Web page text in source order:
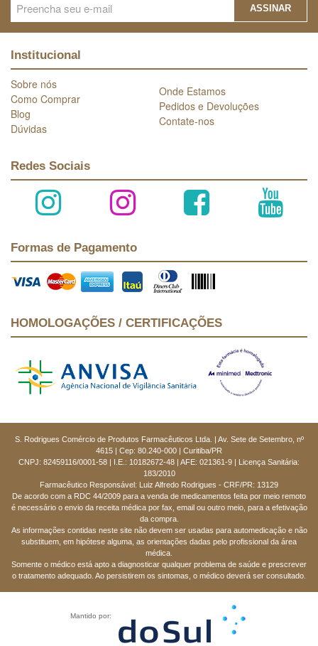
ASSINAR
Institucional
Sobre nós
Como Comprar
Blog
Dúvidas
Onde Estamos
Pedidos e Devoluções
Contate-nos
Redes Sociais
Formas de Pagamento
HOMOLOGAÇÕES / CERTIFICAÇÕES
S. Rodrigues Comércio de Produtos Farmacêuticos Ltda. | Av. Sete de Setembro, nº
4615 | Cep: 80.240-000 | Curitiba/PR
CNPJ: 82459116/0001-58 | I.E.: 10182672-48 | AFE: 021361-9 | Licença Sanitária:
183/2010
Farmacêutico Responsável: Luiz Alfredo Rodrigues - CRF/PR: 13129
De acordo com a RDC 44/2009 para a venda de medicamentos feita por meio remoto
é necessário o envio da receita médica por fax, email ou outro meio, para a efetivação
da compra.
As informações contidas neste site não devem ser usadas para automedicação e não
substituem, em hipótese alguma, as orientações dadas pelo profissional da área
médica.
Somente o médico está apto a diagnosticar qualquer problema de saúde e prescrever
o tratamento adequado. Ao persistirem os sintomas, o médico deverá ser consultado.
Mantido por: